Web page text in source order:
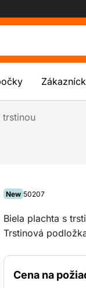
trstinou
New 50207
Biela plachta s
Trstinová
Cena na